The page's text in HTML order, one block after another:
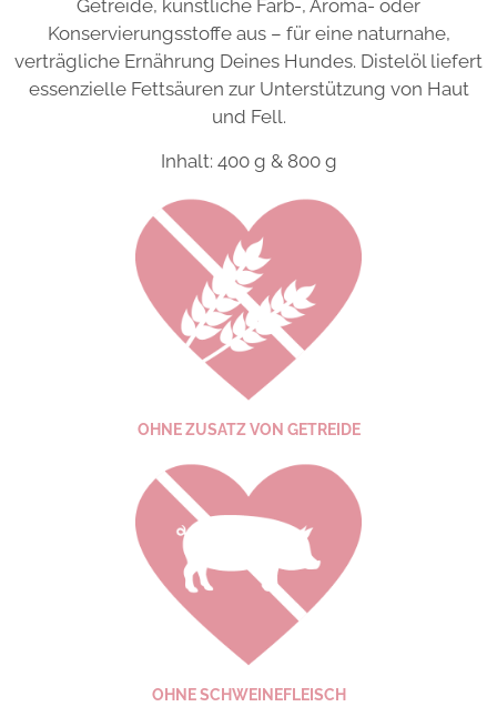
Getreide, künstliche Farb-, Aroma- oder
Konservierungsstoffe aus – für eine naturnahe,
verträgliche Ernährung Deines Hundes. Distelöl liefert
essenzielle Fettsäuren zur Unterstützung von Haut
und Fell.
Inhalt: 400 g & 800 g
OHNE ZUSATZ VON GETREIDE
OHNE SCHWEINE­FLEISCH